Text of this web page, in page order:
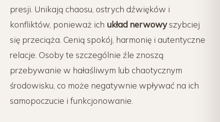
presji. Unikają chaosu, ostrych dźwięków i
konfliktów, ponieważ ich układ nerwowyszybciej
się przeciąża. Cenią spokój, harmonię i autentyczne
relacje. Osoby te szczególnie źle znoszą
przebywanie w hałaśliwym lub chaotycznym
środowisku, co może negatywnie wpływać na ich
samopoczucie i funkcjonowanie.